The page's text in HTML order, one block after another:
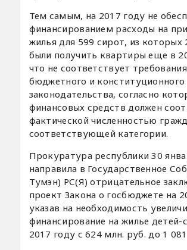
Тем самым, на 2017 году не
финансированием расходы на
жилья для 599 сирот, из которых
были получить квартиры еще в
что не соответствует
бюджетного и конституционного
законодательства, согласно
финансовых средств должен
фактической численностью
соответствующей категории.
Прокуратура республики 30
направила в Государственное
Тумэн) РС(Я) отрицательное
проект Закона о госбюджете на
указав на необходимость
финансирование на жилье детей-
2017 году с 624 млн. руб. до 1